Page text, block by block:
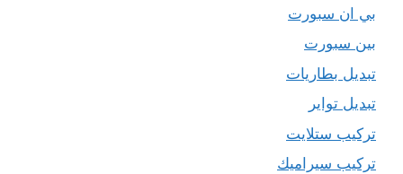
بي ان سبورت
بين سبورت
تبديل بطاريات
تبديل تواير
تركيب ستلايت
تركيب سيراميك